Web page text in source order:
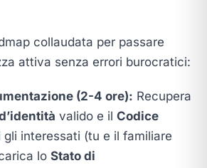
collaudata per passare
attiva senza errori burocratici:
(2-4 ore): Recupera
valido e il Codice
interessati (tu e il familiare
lo Stato di